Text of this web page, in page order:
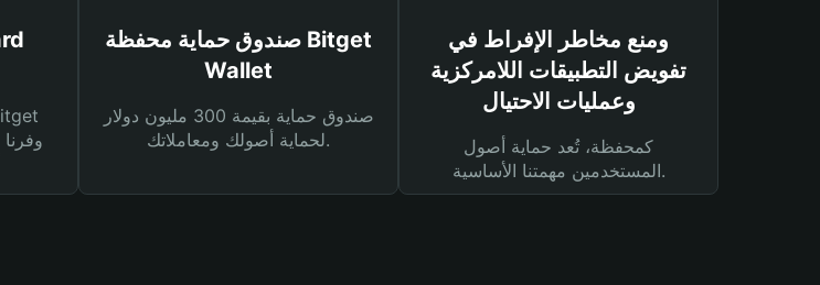
صندوق حماية محفظة Bitget
Wallet
صندوق حماية بقيمة 300 مليون دولار
لحماية أصولك ومعاملاتك.
ومنع مخاطر الإفراط في
تفويض التطبيقات اللامركزية
وعمليات الاحتيال
كمحفظة، تُعد حماية أصول
المستخدمين مهمتنا الأساسية.